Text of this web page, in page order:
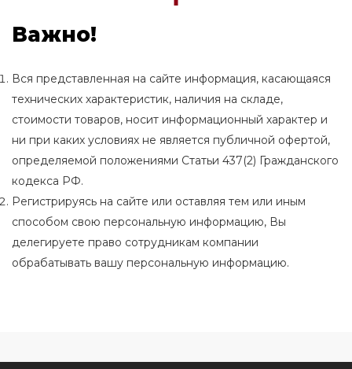
Важно!
Вся представленная на сайте информация, касающаяся
технических характеристик, наличия на складе,
стоимости товаров, носит информационный характер и
ни при каких условиях не является публичной офертой,
определяемой положениями Статьи 437(2) Гражданского
кодекса РФ.
Регистрируясь на сайте или оставляя тем или иным
способом свою персональную информацию, Вы
делегируете право сотрудникам компании
обрабатывать вашу персональную информацию.